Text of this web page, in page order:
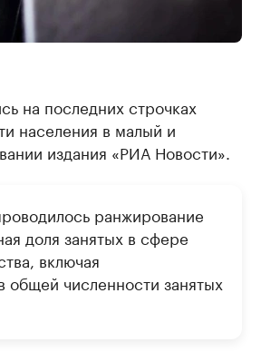
на последних строчках
населения в малый и
издания «РИА Новости».
ранжирование
доля занятых в сфере
включая
общей численности занятых